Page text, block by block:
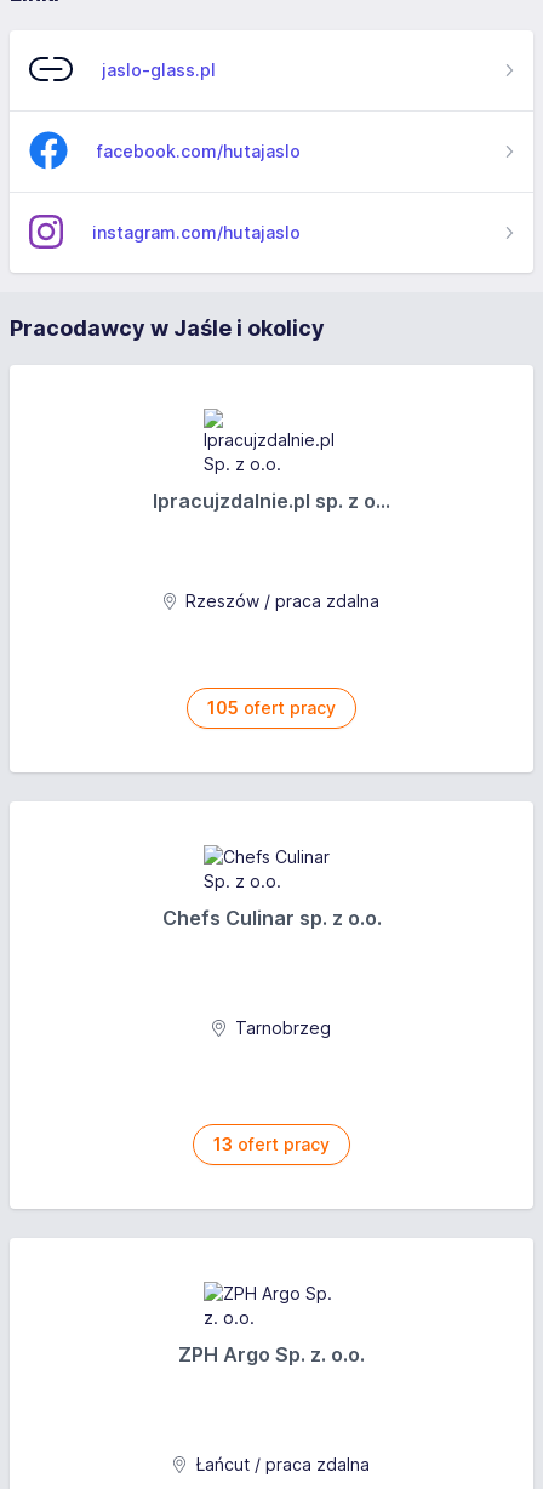
jaslo-glass.pl
facebook.com/hutajaslo
instagram.com/hutajaslo
Pracodawcy w Jaśle i okolicy
Ipracujzdalnie.pl sp. z o...
Rzeszów / praca zdalna
105 ofert pracy
Chefs Culinar sp. z o.o.
Tarnobrzeg
13 ofert pracy
ZPH Argo Sp. z. o.o.
Łańcut / praca zdalna